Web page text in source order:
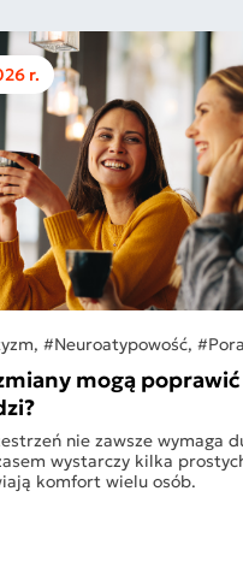
r.
#Neuroatypowość,
mogą
nie zawsze wymaga
wystarczy kilka
komfort wielu osób.